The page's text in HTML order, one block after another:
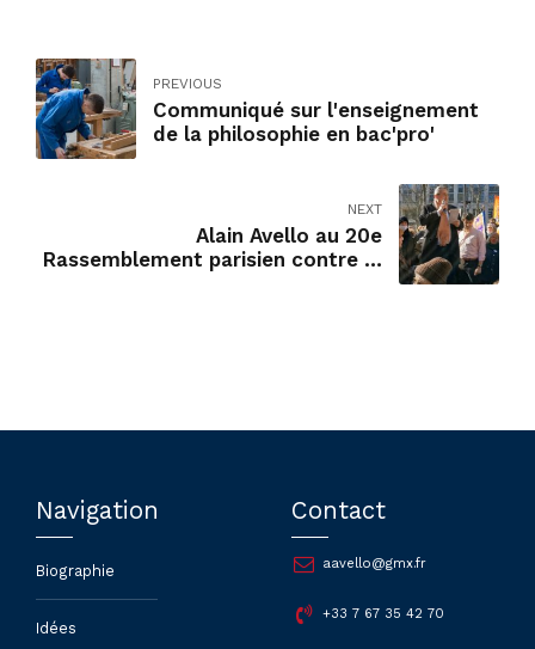
PREVIOUS
Communiqué sur l'enseignement
de la philosophie en bac'pro'
NEXT
Alain Avello au 20e
Rassemblement parisien contre la
Navigation
Biographie
Idées
Contact
aavello@gmx.fr
+33 7 67 35 42 70